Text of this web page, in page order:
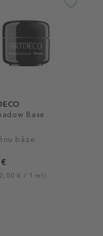
Base
bāze
€ / 1 ml)